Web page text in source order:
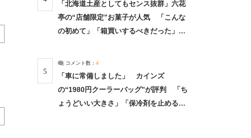
「北海道土産としてもセンス抜群」六花
亭の“店舗限定”お菓子が人気 「こんな
の初めて」「箱買いするべきだった」
5
コメント数： 4
「車に常備しました」 カインズ
の“1980円クーラーバッグ”が評判 「ち
ょうどいい大きさ」「保冷剤を止めるベ